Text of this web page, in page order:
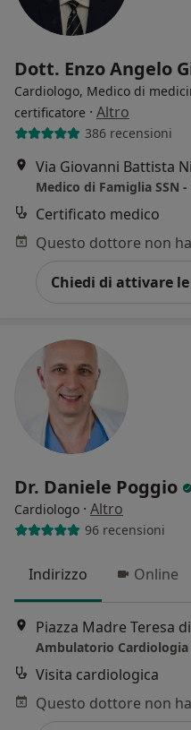
Dott. Enzo Angelo
Cardiologo, Medico di
certificatore · Altro
386 recensioni
Via Giovanni Battista
Medico di Famiglia SSN
Certificato medico
Chiedi di attivare
Dr. Daniele Poggio
Cardiologo · Altro
96 recensioni
Indirizzo Online
Ambulatorio Cardiologia
Visita cardiologica